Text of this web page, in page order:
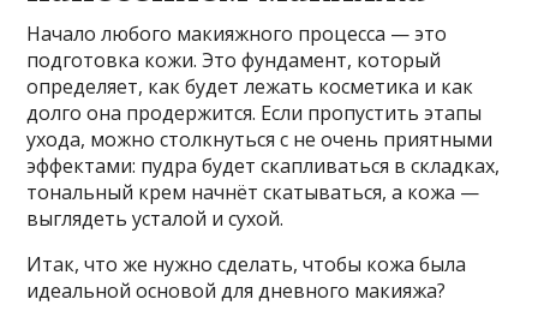
Начало любого макияжного процесса — это
подготовка кожи. Это фундамент, который
определяет, как будет лежать косметика и как
долго она продержится. Если пропустить этапы
ухода, можно столкнуться с не очень приятными
эффектами: пудра будет скапливаться в складках,
тональный крем начнёт скатываться, а кожа —
выглядеть усталой и сухой.
Итак, что же нужно сделать, чтобы кожа была
идеальной основой для дневного макияжа?